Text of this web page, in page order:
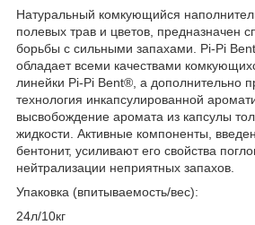
Натуральный комкующийся
полевых трав и цветов, предназначен
борьбы с сильными запахами. Pi-Pi
обладает всеми качествами
линейки Pi-Pi Bent®, а дополнительно
технология инкапсулированной
высвобождение аромата из капсулы
жидкости. Активные компоненты,
бентонит, усиливают его свойства
нейтрализации неприятных запахов.
Упаковка (впитываемость/вес):
24л/10кг